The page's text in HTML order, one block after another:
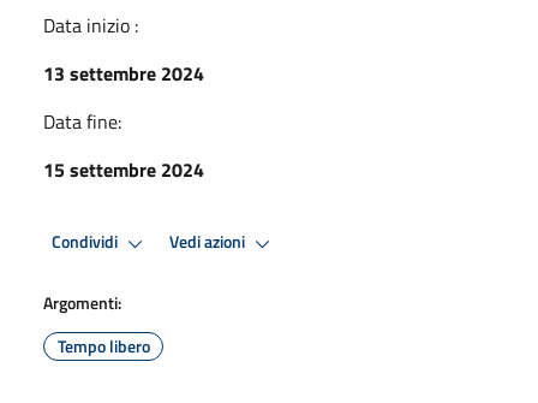
Data inizio :
13 settembre 2024
Data fine:
15 settembre 2024
Condividi Vedi azioni
Argomenti:
Tempo libero